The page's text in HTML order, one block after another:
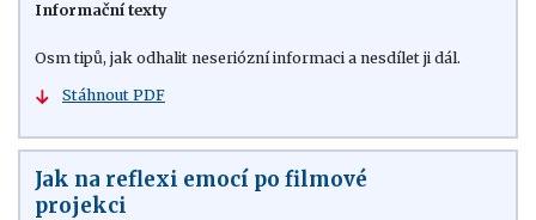
Informační texty
Osm tipů, jak odhalit neseriózní informaci a nesdílet ji dál.
Stáhnout PDF
Jak na reflexi emocí po filmové
projekci